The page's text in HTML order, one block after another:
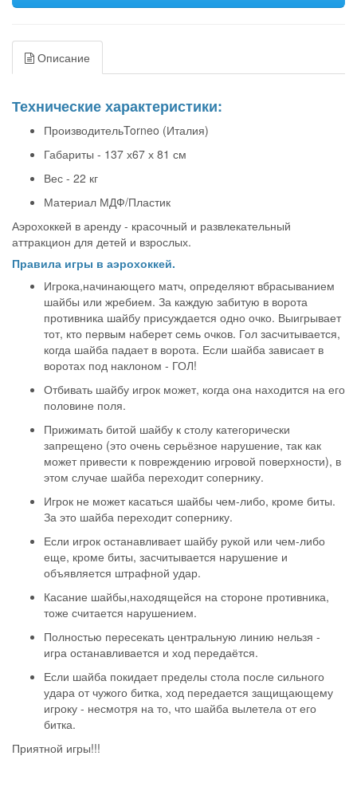
Описание
Технические характеристики:
ПроизводительTorneo (Италия)
Габариты - 137 х67 х 81 см
Вес - 22 кг
Материал МДФ/Пластик
Аэрохоккей в аренду - красочный и развлекательный
аттракцион для детей и взрослых.
Правила игры в аэрохоккей.
Игрока,начинающего матч, определяют вбрасыванием
шайбы или жребием. За каждую забитую в ворота
противника шайбу присуждается одно очко. Выигрывает
тот, кто первым наберет семь очков. Гол засчитывается,
когда шайба падает в ворота. Если шайба зависает в
воротах под наклоном - ГОЛ!
Отбивать шайбу игрок может, когда она находится на его
половине поля.
Прижимать битой шайбу к столу категорически
запрещено (это очень серьёзное нарушение, так как
может привести к повреждению игровой поверхности), в
этом случае шайба переходит сопернику.
Игрок не может касаться шайбы чем-либо, кроме биты.
За это шайба переходит сопернику.
Если игрок останавливает шайбу рукой или чем-либо
еще, кроме биты, засчитывается нарушение и
объявляется штрафной удар.
Касание шайбы,находящейся на стороне противника,
тоже считается нарушением.
Полностью пересекать центральную линию нельзя -
игра останавливается и ход передаётся.
Если шайба покидает пределы стола после сильного
удара от чужого битка, ход передается защищающему
игроку - несмотря на то, что шайба вылетела от его
битка.
Приятной игры!!!